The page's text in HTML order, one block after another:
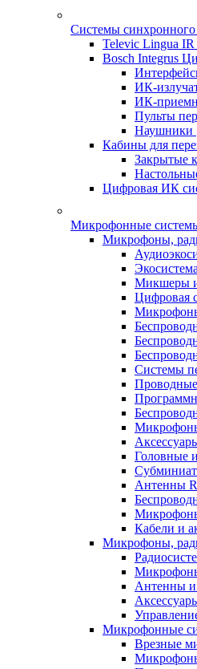
Системы синхронного
Televic Lingua IR
Bosch Integrus
ИК-
ИК-
Пульты
Наушники
Кабины для
Закрытые
Цифровая ИК
Микрофонные
Микрофоны,
Микшеры и
Цифровая
Системы
Головные
Антенны
Кабели и
Микрофоны,
Антенны и
Микрофонные
Врезные